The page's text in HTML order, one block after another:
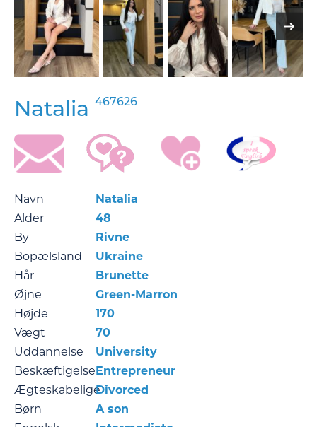
Natalia 467626
Navn
Natalia
Alder
48
By
Rivne
Bopælsland
Ukraine
Hår
Brunette
Øjne
Green-Marron
Højde
170
Vægt
70
Uddannelse
University
BeskæftigelseEntrepreneur
ÆgteskabeligeDivorced
Børn
A son